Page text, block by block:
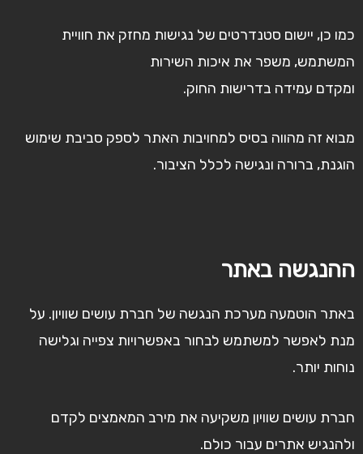
כמו כן, יישום סטנדרטים של נגישות מחזק את חוויית
המשתמש, משפר את איכות השירות
ומקדם עמידה בדרישות החוק.
מבוא זה מהווה בסיס למחויבות האתר לספק סביבת שימוש
הוגנת, ברורה ונגישה לכלל הציבור.
ההנגשה באתר
באתר הוטמעה מערכת הנגשה של חברת עושים שוויון. על
מנת לאפשר למשתמש לבחור באפשרויות צפייה וגלישה
נוחות יותר.
חברת עושים שוויון משקיעה את מירב המאמצים לקדם
ולהנגיש אתרים עבור כולם.